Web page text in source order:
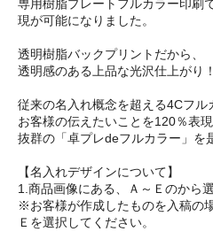
専用樹脂プレートフルカラー印刷
現が可能になりました。
透明樹脂バックプリントだから、
透明感のある上品な光沢仕上がり！
従来の名入れ概念を超える4Cフル
お客様の伝えたいことを120％表
抜群の「卓プレdeフルカラー」を
【名入れデザインについて】
1.商品画像にある、Ａ～Ｅのから選
※お客様が作成したものを入稿の
Ｅを選択してください。